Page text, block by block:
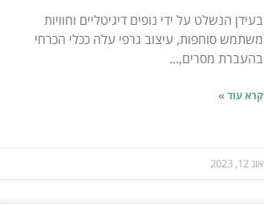
בעידן הנשלט על ידי נופים דיגיטליים וחוויות
משתמש סוחפות, עיצוב גרפי עלה ככלי הכרחי
בהעברת מסרים,...
קרא עוד »
אוג 12, 2023